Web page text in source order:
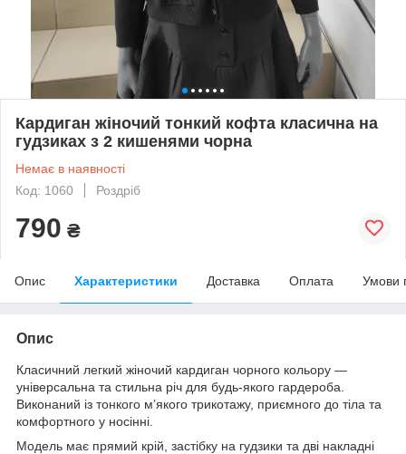
Кардиган жіночий тонкий кофта класична на
гудзиках з 2 кишенями чорна
Немає в наявності
Код: 1060
Роздріб
790 ₴
Опис Характеристики Доставка Оплата Умови
Опис
Класичний легкий жіночий кардиган чорного кольору —
універсальна та стильна річ для будь-якого гардероба.
Виконаний із тонкого м’якого трикотажу, приємного до тіла та
комфортного у носінні.
Модель має прямий крій, застібку на гудзики та дві накладні